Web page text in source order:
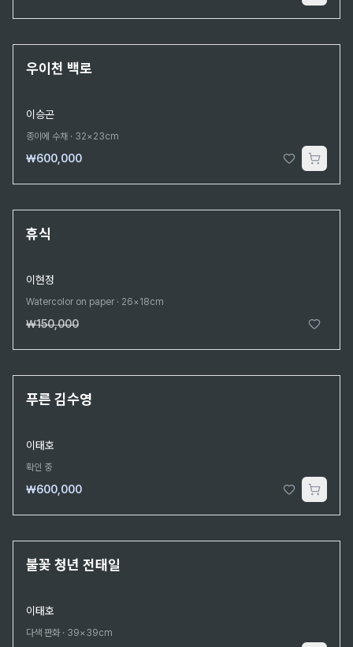
단 1점뿐인 원작
우이천 백로
이승곤
종이에 수채 · 32×23cm
₩600,000
2026.8.3 판매
휴식
이현정
Watercolor on paper · 26×18cm
₩150,000
단 1점뿐인 원작
푸른 김수영
이태호
확인 중
₩600,000
단 1점뿐인 원작
불꽃 청년 전태일
이태호
다색 판화· 39×39cm